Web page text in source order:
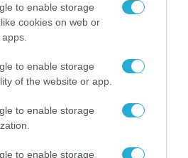
to enable storage
cookies on web or
to enable storage
of the website or app.
to enable storage
to enable storage